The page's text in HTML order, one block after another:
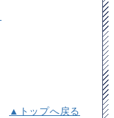
▲トップへ戻る